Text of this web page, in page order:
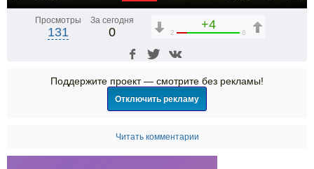
Просмотры
131
За сегодня
0
+4
2 6
Поддержите проект — смотрите без рекламы!
Отключить рекламу
Читать комментарии